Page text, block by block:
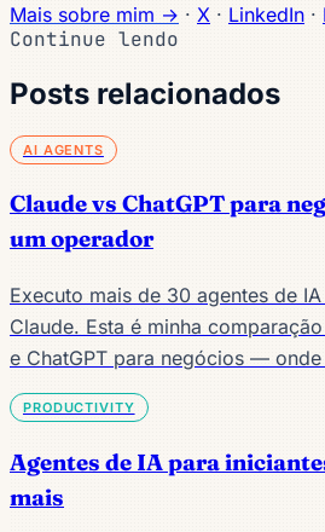
Mais sobre mim → · X · LinkedIn ·
Continue lendo
Posts relacionados
AI AGENTS
Claude vs ChatGPT para
um operador
Executo mais de 30 agentes de
Claude. Esta é minha
e ChatGPT para negócios —
PRODUCTIVITY
Agentes de IA para
mais